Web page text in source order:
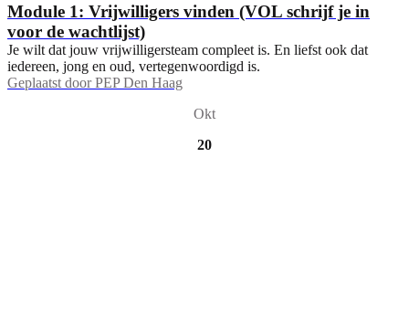
Module 1: Vrijwilligers vinden (VOL schrijf je in
voor de wachtlijst)
Je wilt dat jouw vrijwilligersteam compleet is. En liefst ook dat
iedereen, jong en oud, vertegenwoordigd is.
Geplaatst door PEP Den Haag
Okt
20